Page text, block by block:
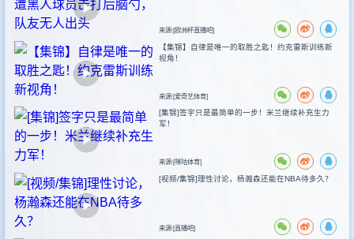
来源:[欧洲杯直播吧]
【集锦】自律是唯一的取胜之匙！约克雷斯训练新
视角！
来源:[爱奇艺体育]
[集锦]签字只是最简单的一步！米兰继续补充生力
军！
来源:[咪咕体育]
[视频/集锦]理性讨论，杨瀚森还能在NBA待多久？
来源:[直播吧]